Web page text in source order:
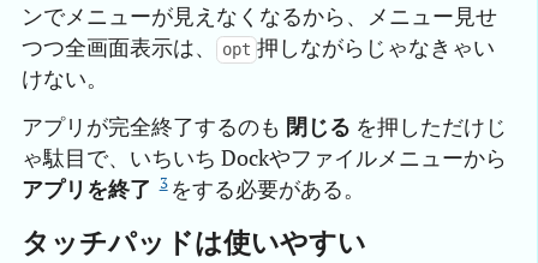
ンでメニューが見えなくなるから、メニュー見せ
つつ全画面表示は、
opt 押しながらじゃなきゃい
けない。
アプリが完全終了するのも 閉じる を押しただけじ
ゃ駄目で、いちいち Dockやファイルメニューから
アプリを終了 3 をする必要がある。
タッチパッドは使いやすい